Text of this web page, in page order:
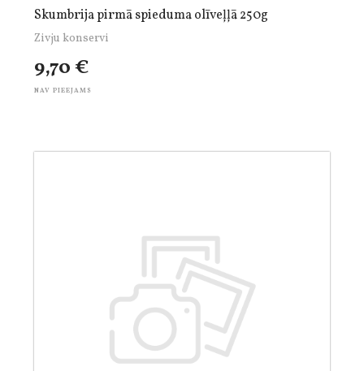
Skumbrija pirmā spieduma olīveļļā 250g
Zivju konservi
9,70 €
NAV PIEEJAMS